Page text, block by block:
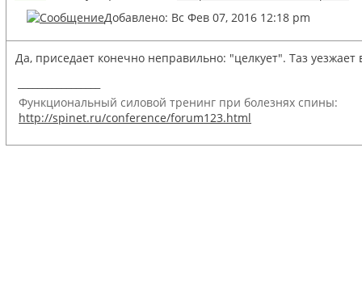
Добавлено: Вс Фев 07, 2016 12:18 pm
Да, приседает конечно неправильно: "целкует". Таз
Функциональный силовой тренинг при болезнях спины:
http://spinet.ru/conference/forum123.html